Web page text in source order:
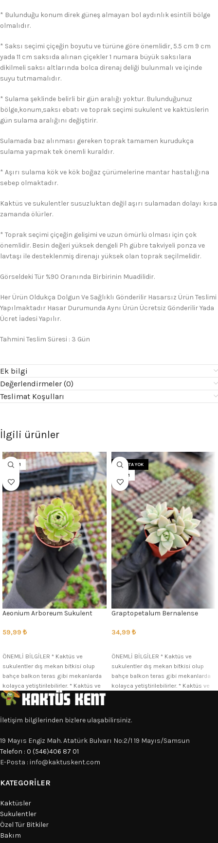
* Bulunduğu konum direk güneş almayan bol aydınlık esintili bölge
olmalıdır.
* Saksı seçimi çiçeğin boyutu ve türüne göre önemlidir, 5.5 cm 9 cm
yada 11 cm saksıda alınan çiçekler 1 numara büyük saksılara
dikilmeli saksı altlarında bolca direnaj deliği bulunmalı ve içinde
suyu tutmamalıdır.
* Sulama şeklinde belirli bir gün aralığı yoktur. Bulunduğunuz
bölge,konum,saksı ebatı ve toprak seçimi sukulent ve kaktüslerin
gün sulama aralığını değiştirir.
Sulamada baz alınması gereken toprak tamamen kurudukça
sulama yapmak tek önemli kuraldır.
* Aşırı sulama kök ve kök boğaz çürümelerine mantar hastalığına
sebep olmaktadır.
Kaktüs ve sukulentler susuzluktan değil aşırı sulamadan dolayı kısa
zamanda ölürler.
* Toprak seçimi çiçeğin gelişimi ve uzun ömürlü olması için çok
önemlidir. Besin değeri yüksek dengeli Ph gübre takviyeli ponza ve
lavtaşı ile desteklenmiş direnajı yüksek olan toprak seçilmelidir.
Görseldeki Tür %90 Oranında Birbirinin Muadilidir.
Her Ürün Oldukça Dolgun Ve Sağlıklı Gönderilir Hasarsız Ürün Teslimi
Yapılmaktadır Hasar Durumunda Aynı Ürün Ücretsiz Gönderilir Yada
Ücret İadesi Yapılır.
Tahmini Teslim Süresi : 3 Gün
Ek bilgi
Değerlendirmeler (0)
Teslimat Koşulları
İlgili ürünler
5.5CM
Aeonium Arboreum Sukulent
59,99 ₺
ÖNEMLİ BİLGİLER * Kaktüs ve
sukulentler dış mekan bitkisi olup
bahçe balkon teras gibi mekanlarda
kolayca yetiştirilebilirler. * Kaktüs ve
STOKTA YOK
5.5CM
Graptopetalum Bernalense
34,99 ₺
ÖNEMLİ BİLGİLER * Kaktüs ve
sukulentler dış mekan bitkisi olup
bahçe balkon teras gibi mekanlarda
kolayca yetiştirilebilirler. * Kaktüs ve
İletişim bilgilerinden bizlere ulaşabilirsiniz.
19 Mayıs Engiz Mah. Atatürk Bulvarı No:2/1 19 Mayıs/Samsun
Telefon : 0 (546)406 87 01
E-Posta : info@kaktuskent.com
KATEGORILER
Kaktüsler
Sukulentler
Özel Tür Bitkiler
Bakım